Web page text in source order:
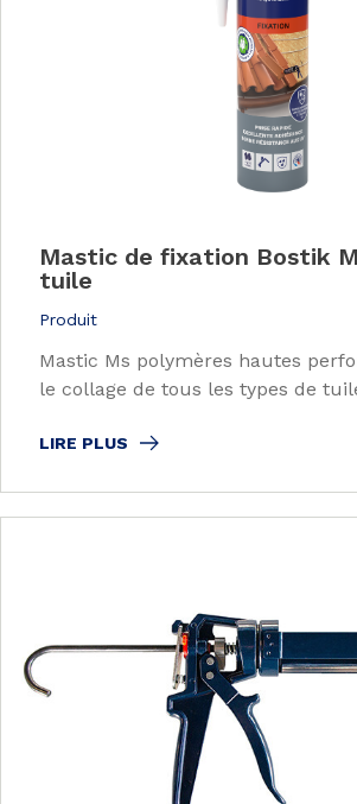
Mastic de fixation Bostik
tuile
Produit
Mastic Ms polymères hautes
le collage de tous les types de
LIRE PLUS